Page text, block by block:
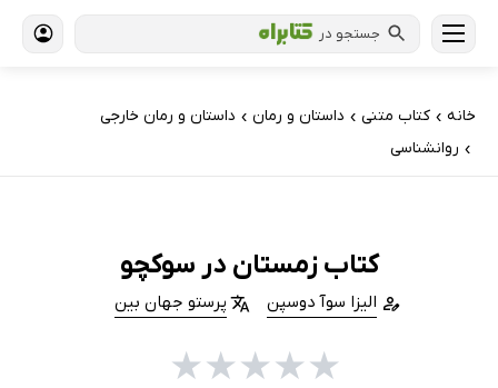
جستجو در
خانه › کتاب‌ متنی › داستان و رمان › داستان و رمان خارجی
› روانشناسی
کتاب زمستان در سوکچو
الیزا سوآ دوسپن پرستو جهان بین
★
★
★
★
★